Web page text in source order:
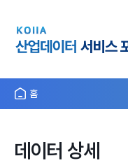
홈
데이터 상세